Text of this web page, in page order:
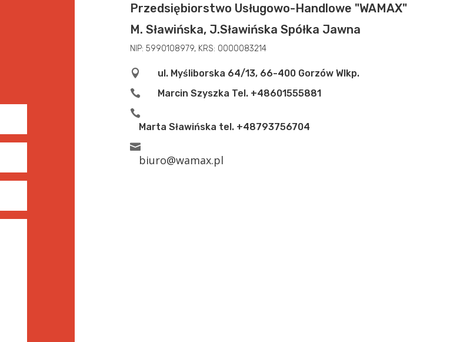
Przedsiębiorstwo Usługowo-Handlowe "WAMAX"
M. Sławińska, J.Sławińska Spółka Jawna
NIP: 5990108979, KRS: 0000083214
 ul. Myśliborska 64/13, 66-400 Gorzów Wlkp.
 Marcin Szyszka Tel. +48601555881

Marta Sławińska tel. +48793756704

biuro@wamax.pl